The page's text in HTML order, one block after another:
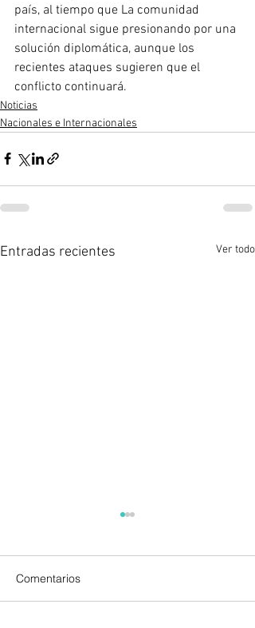
país, al tiempo que La comunidad
internacional sigue presionando por una
solución diplomática, aunque los
recientes ataques sugieren que el
conflicto continuará.
Noticias
Nacionales e Internacionales
Entradas recientes Ver todo
Comentarios